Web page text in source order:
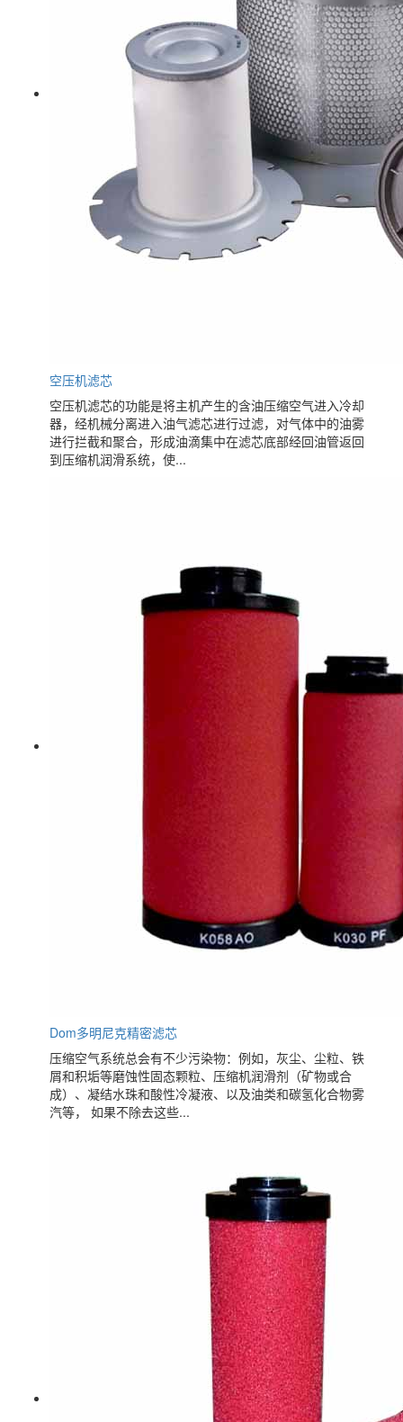
空压机滤芯
空压机滤芯的功能是将主机产生的含油压缩空气进入冷却
器，经机械分离进入油气滤芯进行过滤，对气体中的油雾
进行拦截和聚合，形成油滴集中在滤芯底部经回油管返回
到压缩机润滑系统，使...
Dom多明尼克精密滤芯
压缩空气系统总会有不少污染物：例如，灰尘、尘粒、铁
屑和积垢等磨蚀性固态颗粒、压缩机润滑剂（矿物或合
成）、凝结水珠和酸性冷凝液、以及油类和碳氢化合物雾
汽等， 如果不除去这些...